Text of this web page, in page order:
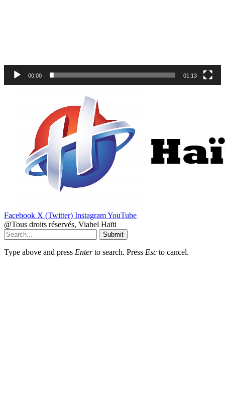
00:00 01:13
Facebook X (Twitter) InstagramYouTube
@Tous droits réservés, Viabel Haïti
Submit
Type above and press Enterto search. Press Esc to cancel.